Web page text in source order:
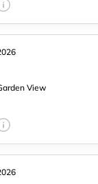
View